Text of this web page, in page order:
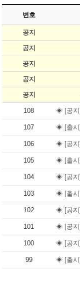
번호
공지
공지
공지
공지
공지
108 ◈ [공지
107 ◈ [출시
106 ◈ [공지
105 ◈ [출시
104 ◈ [공지
103 ◈ [출시
102 ◈ [공지
101 ◈ [공지
100 ◈ [공지
99 ◈ [출시